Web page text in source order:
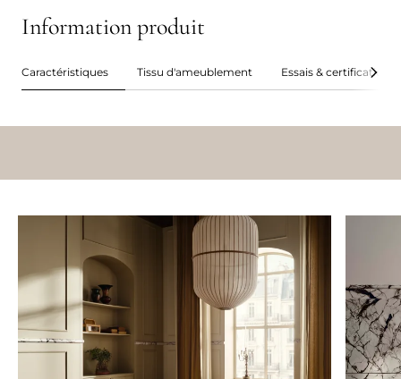
Information produit
Caractéristiques Tissu d'ameublement Essais & certifications